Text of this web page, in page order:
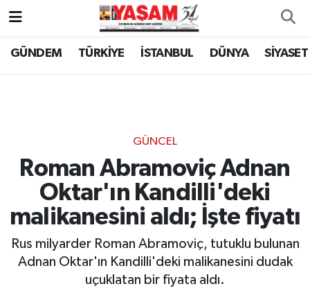
GÜNDEM TÜRKİYE İSTANBUL DÜNYA SİYASET
GÜNCEL
Roman Abramoviç Adnan
Oktar'ın Kandilli'deki
malikanesini aldı; İşte fiyatı
Rus milyarder Roman Abramoviç, tutuklu bulunan
Adnan Oktar'ın Kandilli'deki malikanesini dudak
uçuklatan bir fiyata aldı.